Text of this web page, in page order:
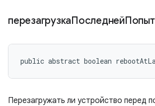
public abstract boolean
Перезагружать ли устройство перед